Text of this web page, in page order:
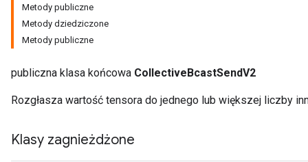
Metody publiczne
Metody dziedziczone
Metody publiczne
publiczna klasa końcowa CollectiveBcastSendV2
Rozgłasza wartość tensora do jednego lub większej liczby
Klasy zagnieżdżone